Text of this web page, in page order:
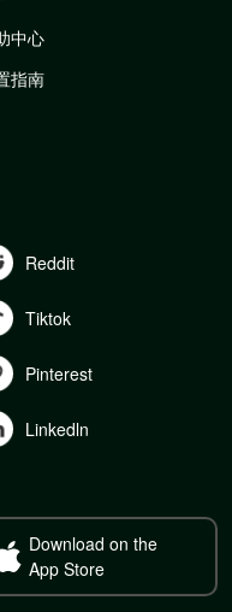
中心
指南
Reddit
Tiktok
Pinterest
Linkedln
Download on the
App Store